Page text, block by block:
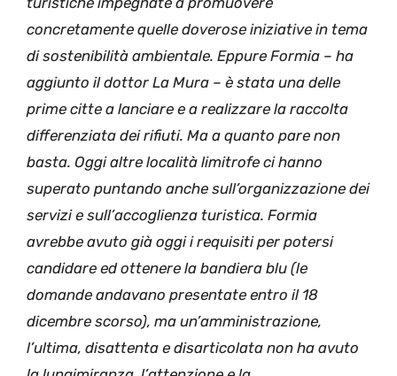
concretamente quelle doverose iniziative in tema
di sostenibilità ambientale. Eppure Formia – ha
aggiunto il dottor La Mura – è stata una delle
prime citte a lanciare e a realizzare la raccolta
differenziata dei rifiuti. Ma a quanto pare non
basta. Oggi altre località limitrofe ci hanno
superato puntando anche sull’organizzazione dei
servizi e sull’accoglienza turistica. Formia
avrebbe avuto già oggi i requisiti per potersi
candidare ed ottenere la bandiera blu (le
domande andavano presentate entro il 18
dicembre scorso), ma un’amministrazione,
l’ultima, disattenta e disarticolata non ha avuto